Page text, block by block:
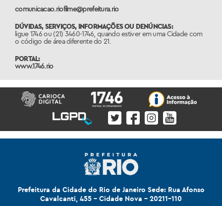
comunicacao.riofilme@prefeitura.rio
DÚVIDAS, SERVIÇOS, INFORMAÇÕES OU DENÚNCIAS:
ligue 1746 ou (21) 3460-1746, quando estiver em uma Cidade com
o código de área diferente do 21.
PORTAL:
www.1746.rio
Prefeitura da Cidade do Rio de Janeiro Sede: Rua Afonso
Cavalcanti, 455 - Cidade Nova - 20211-110